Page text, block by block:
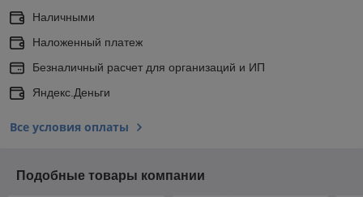
Наличными
Наложенный платеж
Безналичный расчет для организаций и ИП
Яндекс.Деньги
Все условия оплаты
Подобные товары компании